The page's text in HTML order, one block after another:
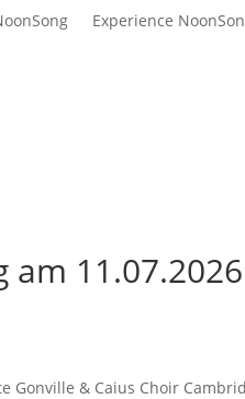
Experience
am
Gonville & Caius Choir